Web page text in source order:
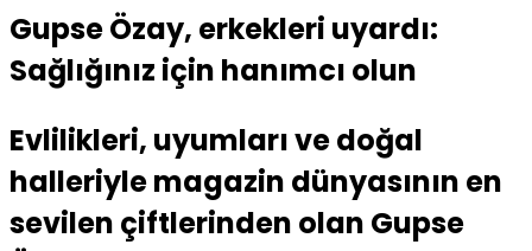
Gupse Özay, erkekleri uyardı:
Sağlığınız için hanımcı olun
Evlilikleri, uyumları ve doğal
halleriyle magazin dünyasının en
sevilen çiftlerinden olan Gupse